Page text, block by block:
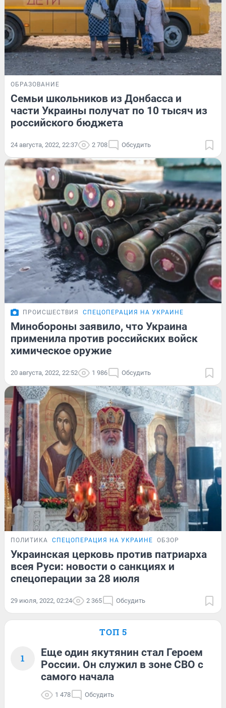
ОБРАЗОВАНИЕ
Семьи школьников из Донбасса и
части Украины получат по 10 тысяч из
российского бюджета
24 августа, 2022, 22:37 2 708 Обсудить
ПРОИСШЕСТВИЯ СПЕЦОПЕРАЦИЯ НА УКРАИНЕ
Минобороны заявило, что Украина
применила против российских войск
химическое оружие
20 августа, 2022, 22:52 1 986 Обсудить
ПОЛИТИКА СПЕЦОПЕРАЦИЯ НА УКРАИНЕ ОБЗОР
Украинская церковь против патриарха
всея Руси: новости о санкциях и
спецоперации за 28 июля
29 июля, 2022, 02:24 2 365 Обсудить
ТОП 5
1
Еще один якутянин стал Героем
России. Он служил в зоне СВО с
самого начала
1 478 Обсудить